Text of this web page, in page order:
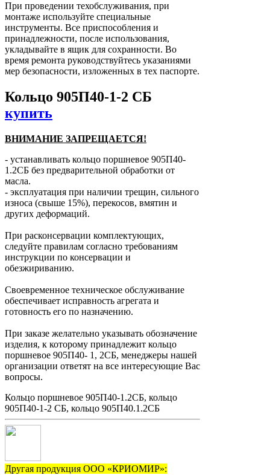
При проведении техобслуживания, при
монтаже используйте специальные
инструменты. Все приспособления и
принадлежности, после использования,
укладывайте в ящик для сохранности. Во
время ремонта руководствуйтесь указаниями
мер безопасности, изложенных в тех паспорте.
Кольцо 905П40-1-2 СБ
купить
ВНИМАНИЕ ЗАПРЕЩАЕТСЯ!
- устанавливать кольцо поршневое 905П40-
1.2СБ без предварительной обработки от
масла.
- эксплуатация при наличии трещин, сильного
износа (свыше 15%), перекосов, вмятин и
других деформаций.
При расконсервации комплектующих,
следуйте правилам согласно требованиям
инструкции по консервации и
обезжириванию.
Своевременное техническое обслуживание
обеспечивает исправность агрегата и
готовность его по назначению.
При заказе желательно указывать обозначение
изделия, к которому принадлежит кольцо
поршневое 905П40- 1, 2СБ, менеджеры нашей
организации ответят на все интересующие Вас
вопросы.
Кольцо поршневое 905П40-1.2СБ, кольцо
905П40-1-2 СБ, кольцо 905П40.1.2СБ
Другая продукция ООО «КРИОМИР»: